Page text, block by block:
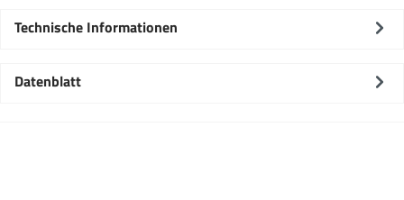
Technische Informationen
Datenblatt